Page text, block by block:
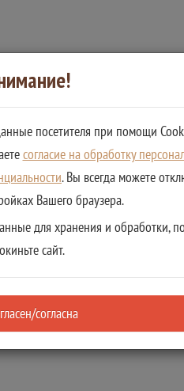
системы
услуг:
а также его должностных лиц,
посетителя при помощи
согласие на обработку
. Вы всегда можете
Вашего браузера.
для хранения и обработки,
сайт.
согласна